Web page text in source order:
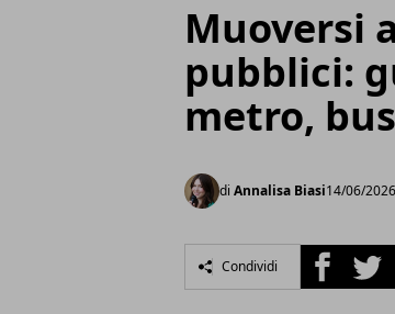
Muoversi
pubblici:
metro,
di Annalisa Biasi14/06/2026
Condividi Facebook